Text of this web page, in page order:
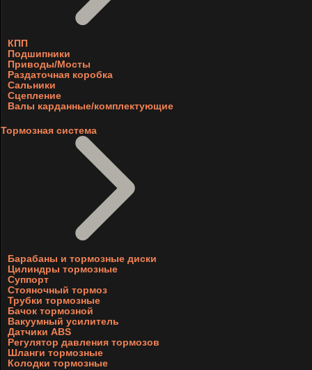
КПП
Подшипники
Приводы/Мосты
Раздаточная коробка
Сальники
Сцепление
Валы карданные/комплектующие
Тормозная система
Барабаны и тормозные диски
Цилиндры тормозные
Суппорт
Стояночный тормоз
Трубки тормозные
Бачок тормозной
Вакуумный усилитель
Датчики ABS
Регулятор давления тормозов
Шланги тормозные
Колодки тормозные